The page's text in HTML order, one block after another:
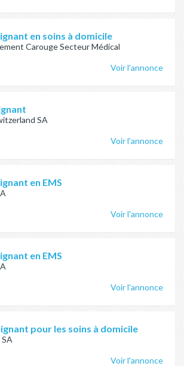
en soins à domicile
Carouge Secteur Médical
Voir l'annonce
SA
Voir l'annonce
en EMS
Voir l'annonce
en EMS
Voir l'annonce
pour les soins à domicile
Voir l'annonce